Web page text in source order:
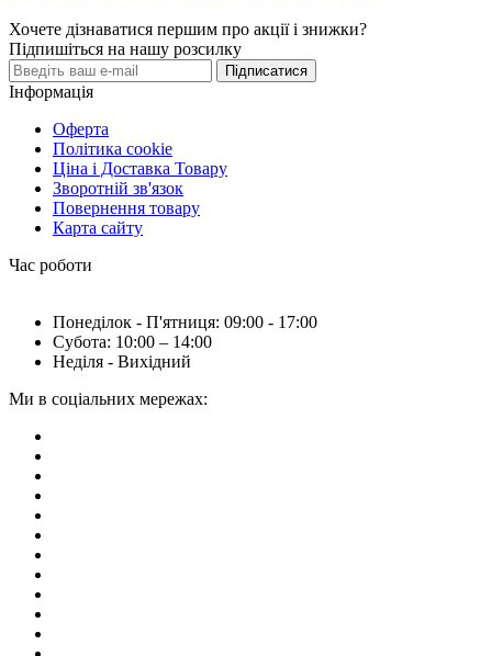
Хочете дізнаватися першим про акції і знижки?
Підпишіться на нашу розсилку
Підписатися
Інформація
Оферта
Політика cookie
Ціна і Доставка Товару
Зворотній зв'язок
Повернення товару
Карта сайту
Час роботи
Понеділок - П'ятниця: 09:00 - 17:00
Субота: 10:00 – 14:00
Неділя - Вихідний
Ми в соціальних мережах: